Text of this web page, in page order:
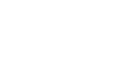
ENERGIA